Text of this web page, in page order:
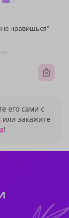
нравишься"
его сами с
или закажите
!